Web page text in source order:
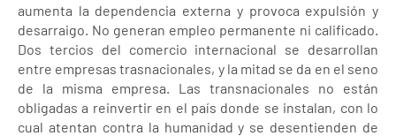
aumenta la dependencia externa y provoca expulsión y
desarraigo. No generan empleo permanente ni calificado.
Dos tercios del comercio internacional se desarrollan
entre empresas trasnacionales, y la mitad se da en el seno
de la misma empresa. Las transnacionales no están
obligadas a reinvertir en el país donde se instalan, con lo
cual atentan contra la humanidad y se desentienden de